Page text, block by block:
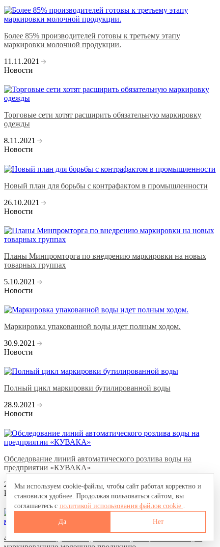
Более 85% производителей готовы к третьему этапу
маркировки молочной продукции.
11.11.2021
Новости
Торговые сети хотят расширить обязательную маркировку
одежды
8.11.2021
Новости
Новый план для борьбы с контрафактом в промышленности
26.10.2021
Новости
Планы Минпромторга по внедрению маркировки на новых
товарных группах
5.10.2021
Новости
Маркировка упакованной воды идет полным ходом.
30.9.2021
Новости
Полный цикл маркировки бутилированной воды
28.9.2021
Новости
Обследование линий автоматического розлива воды на
предприятии «КУВАКА»
20.9.2021
Новости
4 обязательных действия для HoReCa, который использует
Мы используем cookie-файлы, чтобы сайт работал корректно и
становился удобнее. Продолжая пользоваться сайтом, вы
соглашаетесь с политикой использования файлов cookie .
Да Нет